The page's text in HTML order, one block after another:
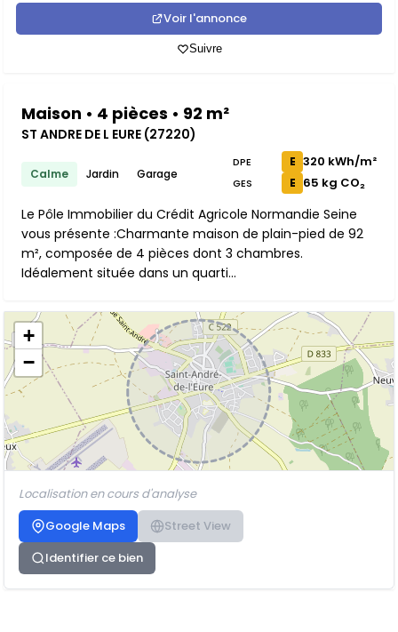
Voir l'annonce
Suivre
Maison • 4 pièces • 92 m²
ST ANDRE DE L EURE (27220)
Calme Jardin Garage
DPE E 320 kWh/m²
GES E 65 kg CO₂
Le Pôle Immobilier du Crédit Agricole Normandie Seine
vous présente :Charmante maison de plain-pied de 92
m², composée de 4 pièces dont 3 chambres.
Idéalement située dans un quarti...
+
−
Localisation en cours d'analyse
Google Maps
Street View
Identifier ce bien